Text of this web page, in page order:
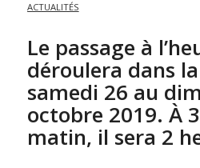
ACTUALITÉS
Le passage à
déroulera dans
samedi 26 au
octobre 2019. À
matin, il sera 2